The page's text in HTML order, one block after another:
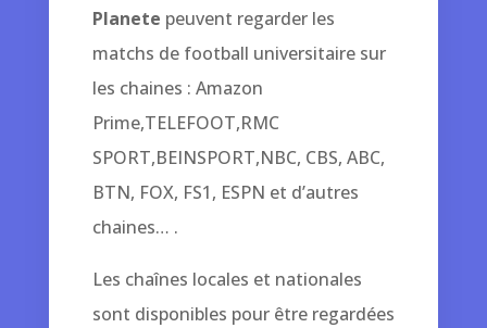
Planete peuvent regarder les
matchs de football universitaire sur
les chaines : Amazon
Prime,TELEFOOT,RMC
SPORT,BEINSPORT,NBC, CBS, ABC,
BTN, FOX, FS1, ESPN et d’autres
chaines… .
Les chaînes locales et nationales
sont disponibles pour être regardées